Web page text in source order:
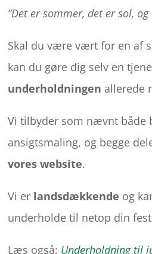
”Det er sommer, det er sol,
Skal du være vært for en af
kan du gøre dig selv en
underholdningen allerede
Vi tilbyder som nævnt både
ansigtsmaling, og begge
vores website.
Vi er landsdækkende og
underholde til netop din
Læs også: Underholdning til